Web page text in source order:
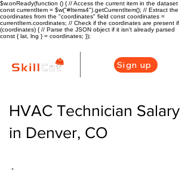
$w.onReady(function () { // Access the current item in the dataset
const currentItem = $w("#Items4").getCurrentItem(); // Extract the
coordinates from the "coordinates" field const coordinates =
currentItem.coordinates; // Check if the coordinates are present if
(coordinates) { // Parse the JSON object if it isn't already parsed
const { lat, lng } = coordinates; });
Sign up
HVAC Technician Salary
in Denver, CO